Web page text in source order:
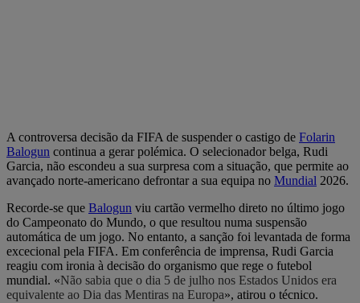
A controversa decisão da FIFA de suspender o castigo de Folarin
Balogun continua a gerar polémica. O selecionador belga, Rudi
Garcia, não escondeu a sua surpresa com a situação, que permite ao
avançado norte-americano defrontar a sua equipa no Mundial 2026.
Recorde-se que Balogun viu cartão vermelho direto no último jogo
do Campeonato do Mundo, o que resultou numa suspensão
automática de um jogo. No entanto, a sanção foi levantada de forma
excecional pela FIFA. Em conferência de imprensa, Rudi Garcia
reagiu com ironia à decisão do organismo que rege o futebol
mundial. «Não sabia que o dia 5 de julho nos Estados Unidos era
equivalente ao Dia das Mentiras na Europa», atirou o técnico.